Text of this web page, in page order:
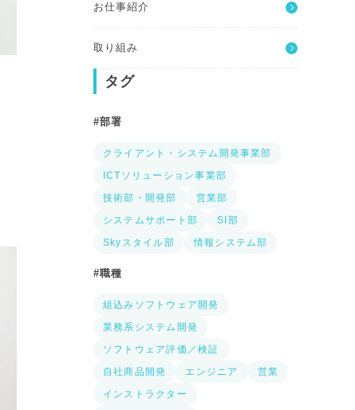
お仕事紹介
取り組み
タグ
部署
クライアント・システム開発事業部
ICTソリューション事業部
技術部・開発部
営業部
システムサポート部
SI部
Skyスタイル部
情報システム部
職種
組込みソフトウェア開発
業務系システム開発
ソフトウェア評価／検証
自社商品開発
エンジニア
営業
インストラクター